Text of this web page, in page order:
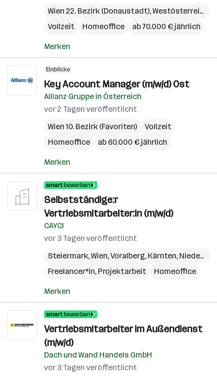
Wien 22. Bezirk (Donaustadt),Westösterreich
Vollzeit
Homeoffice ab 70.000 € jährlich
Merken
Einblicke
Key Account Manager (m/w/d) Ost
Allianz Gruppe in Österreich
vor 2 Tagen veröffentlicht
Wien 10. Bezirk (Favoriten)
Vollzeit
Homeoffice
ab 60.000 € jährlich
Merken
Selbstständige:r
Vertriebsmitarbeiter:in (m/w/d)
CAYCI
vor 3 Tagen veröffentlicht
Steiermark,Wien,Voralberg, Kärnten, Niederösterreich
Freelancer*in, Projektarbeit
Homeoffice
Merken
Vertriebsmitarbeiter im Außendienst
(m/w/d)
Dach und Wand Handels GmbH
vor 3 Tagen veröffentlicht